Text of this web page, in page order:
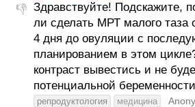
👎 Здравствуйте! Подскажите,
ли сделать МРТ малого таза
4 дня до овуляции с
планированием в этом
контраст вывестись и не
потенциальной
репродуктология медицина